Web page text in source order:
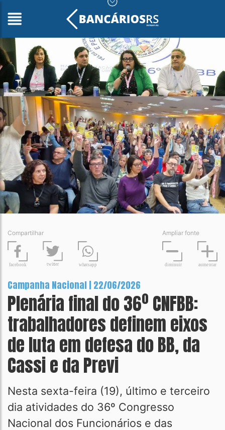
Compartilhar
facebook twitter whatsapp
Ampliar fonte
diminuir aumentar
Campanha Nacional | 22/06/2026
Plenária final do 36º CNFBB:
trabalhadores definem eixos
de luta em defesa do BB, da
Cassi e da Previ
Nesta sexta-feira (19), último e terceiro
dia atividades do 36º Congresso
Nacional dos Funcionários e das